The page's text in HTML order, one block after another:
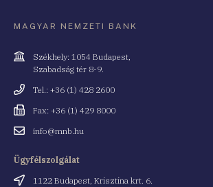
MAGYAR NEMZETI BANK
Cím
Székhely: 1054 Budapest,
Szabadság tér 8-9.
Telefonszám
Tel.: +36 (1) 428 2600
Fax
Fax: +36 (1) 429 8000
Emailinfo@mnb.hu
Ügyfélszolgálat
Cím
1122 Budapest, Krisztina krt. 6.